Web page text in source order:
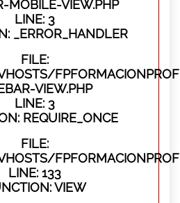
MOBILE-VIEW.PHP
LINE: 3
_ERROR_HANDLER
FILE:
VIEW.PHP
LINE: 3
REQUIRE_ONCE
FILE:
LINE: 133
VIEW